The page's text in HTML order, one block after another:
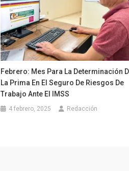
Febrero: Mes Para La Determinación
La Prima En El Seguro De Riesgos De
Trabajo Ante El IMSS
4 febrero, 2025 Redacción